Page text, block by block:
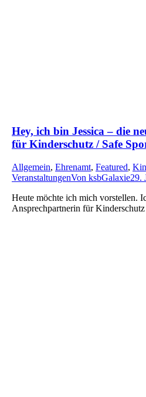
Hey, ich bin Jessica – die
für Kinderschutz / Safe
Allgemein, Ehrenamt, Featured,
VeranstaltungenVon ksbGalaxie29.
Heute möchte ich mich vorstellen.
Ansprechpartnerin für